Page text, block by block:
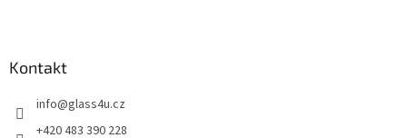
Kontakt
info@glass4u.cz
+420 483 390 228